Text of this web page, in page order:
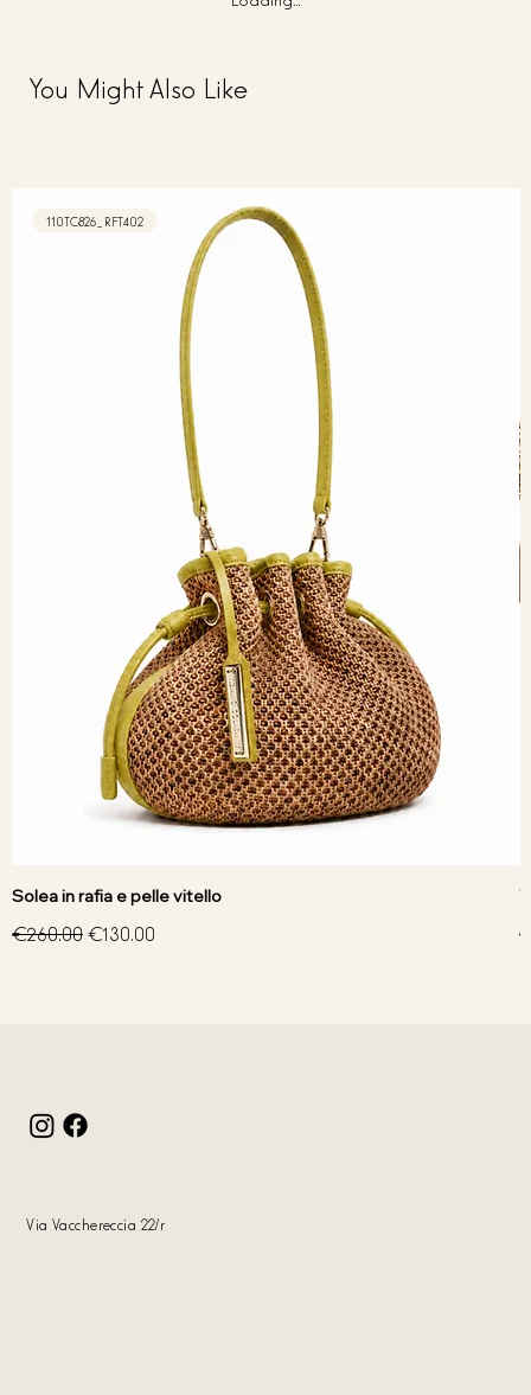
You Might Also Like
110TC826_RFT402
Solea in rafia e pelle vitello
Regular Price
€260.00Sale Price
€130.00
Via Vacchereccia 22/r